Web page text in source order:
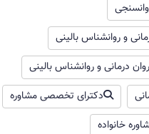
و روانشناس بالینی
درمانی و روانشناس بالینی
دکترای تخصصی مشاوره
خانواده